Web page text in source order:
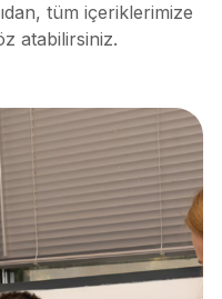
tüm içeriklerimize
atabilirsiniz.